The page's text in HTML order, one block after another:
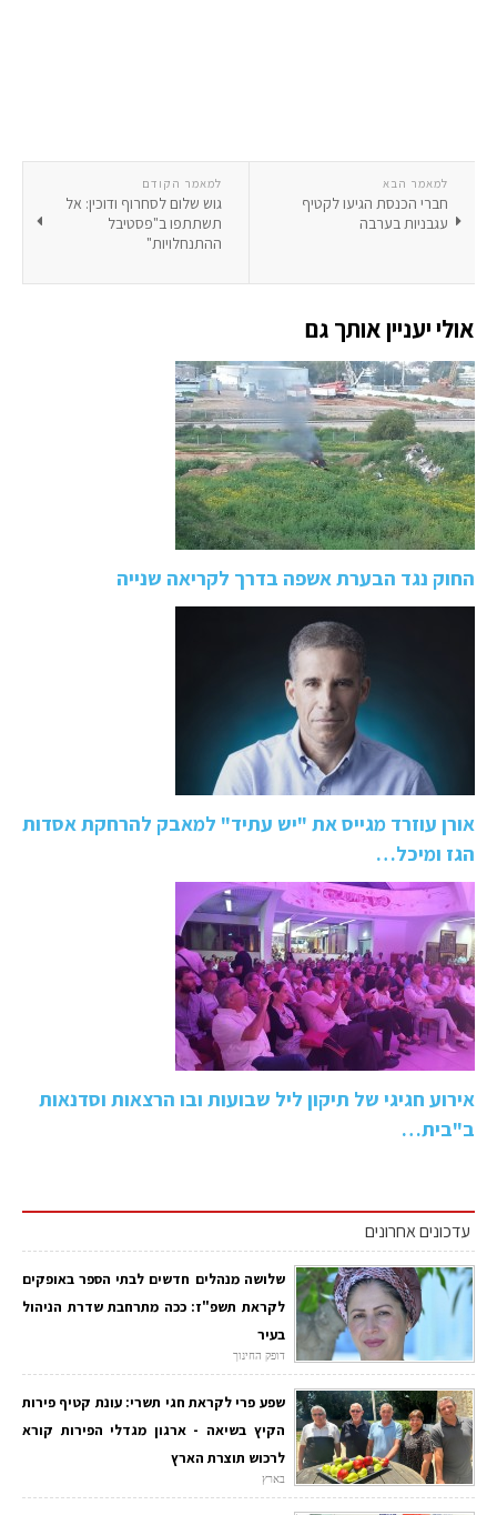
למאמר הקודם
גוש שלום לסחרוף ודוכין: אל
תשתתפו ב"פסטיבל
ההתנחלויות"
למאמר הבא
חברי הכנסת הגיעו לקטיף
עגבניות בערבה
אולי יעניין אותך גם
החוק נגד הבערת אשפה בדרך לקריאה שנייה
אורן עוזרד מגייס את "יש עתיד" למאבק להרחקת אסדות
הגז ומיכל…
אירוע חגיגי של תיקון ליל שבועות ובו הרצאות וסדנאות
ב"בית…
עדכונים אחרונים
שלושה מנהלים חדשים לבתי הספר באופקים
לקראת תשפ"ז: ככה מתרחבת שדרת הניהול
בעיר
דופק החינוך
שפע פרי לקראת חגי תשרי: עונת קטיף פירות
הקיץ בשיאה - ארגון מגדלי הפירות קורא
לרכוש תוצרת הארץ
בארץ